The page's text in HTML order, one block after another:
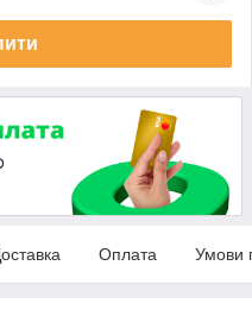
Оплата Умови